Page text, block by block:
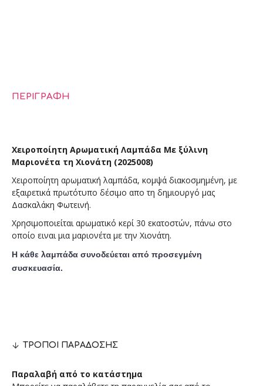
ΠΕΡΙΓΡΑΦΉ
Χειροποίητη Αρωματική Λαμπάδα Με ξύλινη
Μαριονέτα τη Χιονάτη (2025008)
Χειροποίητη αρωματική λαμπάδα, κομψά διακοσμημένη, με
εξαιρετικά πρωτότυπο δέσιμο απο τη δημιουργό μας
Δασκαλάκη Φωτεινή.
Χρησιμοποιείται αρωματικό κερί 30 εκατοστών, πάνω στο
οποίο ειναι μια μαριονέτα με την Χιονάτη.
Η κάθε λαμπάδα συνοδεύεται από προσεγμένη
συσκευασία.
ΤΡΌΠΟΙ ΠΑΡΆΔΟΣΗΣ
Παραλαβή από το κατάστημα